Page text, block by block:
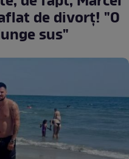
de divorţ! "O
sus"